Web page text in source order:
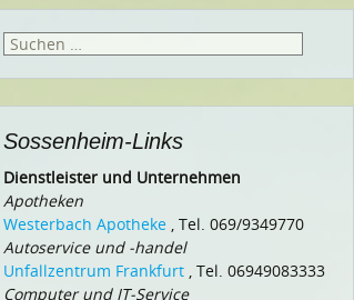
Suchen
Sossenheim-Links
Dienstleister und Unternehmen
Apotheken
Westerbach Apotheke , Tel. 069/9349770
Autoservice und -handel
Unfallzentrum Frankfurt , Tel. 06949083333
Computer und IT-Service